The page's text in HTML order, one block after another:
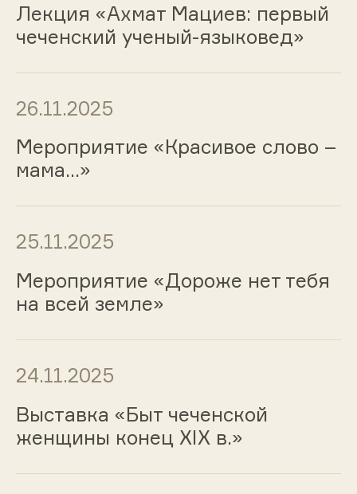
Лекция «Ахмат Мациев: первый
чеченский ученый-языковед»
26.11.2025
Мероприятие «Красивое слово –
мама…»
25.11.2025
Мероприятие «Дороже нет тебя
на всей земле»
24.11.2025
Выставка «Быт чеченской
женщины конец XIX в.»